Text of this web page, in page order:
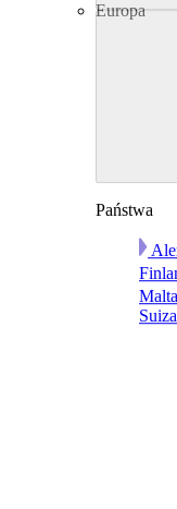
Europa
Państwa
Malta
Suiza